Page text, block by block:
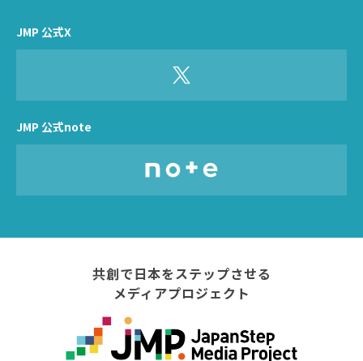
JMP 公式X
JMP 公式note
共創で日本をステップさせる
メディアプロジェクト